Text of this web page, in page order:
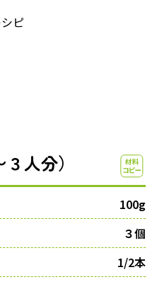
ピ
人分）
100g
３個
1/2本